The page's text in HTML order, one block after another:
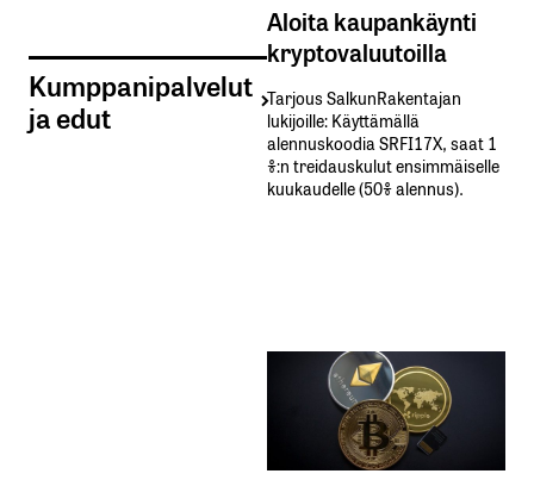
Kumppanipalvelut
ja edut
Aloita kaupankäynti
kryptovaluutoilla
Tarjous SalkunRakentajan
lukijoille: Käyttämällä​ ​
alennuskoodia​ ​SRFI17X,​ ​saat​ ​1
%:n treidauskulut​ ​ensimmäiselle​ ​
kuukaudelle​ ​(50%​ ​alennus).